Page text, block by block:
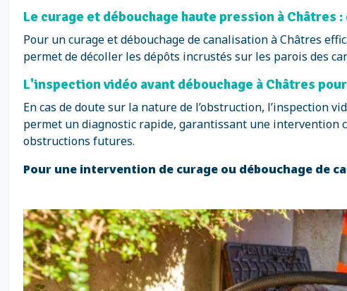
Le curage et débouchage haute pression à Châtres
Pour un curage et débouchage de canalisation à Châtres
permet de décoller les dépôts incrustés sur les parois des
L'inspection vidéo avant débouchage à Châtres
En cas de doute sur la nature de l’obstruction, l’inspection
permet un diagnostic rapide, garantissant une intervention
obstructions futures.
Pour une intervention de curage ou débouchage de